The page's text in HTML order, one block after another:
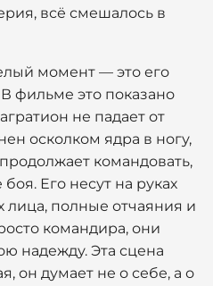
всё смешалось в
момент — это его
фильме это показано
не падает от
осколком ядра в ногу,
командовать,
Его несут на руках
полные отчаяния и
командира, они
надежду. Эта сцена
он думает не о себе, а о